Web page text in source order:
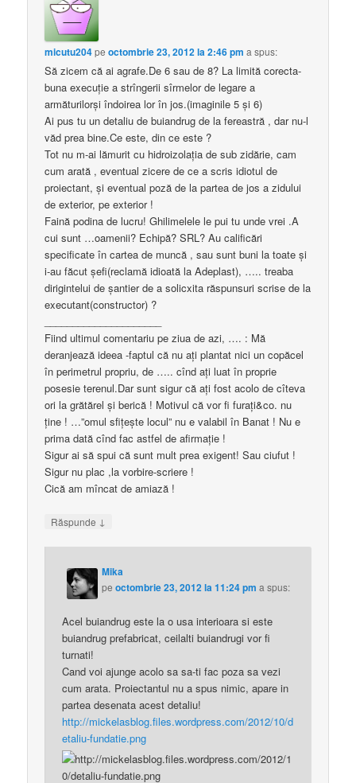
micutu204peoctombrie 23, 2012 la 2:46 pm a spus:
Să zicem că ai agrafe.De 6 sau de 8? La limită corecta-
buna execuţie a strîngerii sîrmelor de legare a
armăturilorşi îndoirea lor în jos.(imaginile 5 şi 6)
Ai pus tu un detaliu de buiandrug de la fereastră , dar nu-l
văd prea bine.Ce este, din ce este ?
Tot nu m-ai lămurit cu hidroizolaţia de sub zidărie, cam
cum arată , eventual zicere de ce a scris idiotul de
proiectant, şi eventual poză de la partea de jos a zidului
de exterior, pe exterior !
Faină podina de lucru! Ghilimelele le pui tu unde vrei .A
cui sunt …oamenii? Echipă? SRL? Au calificări
specificate în cartea de muncă , sau sunt buni la toate şi
i-au făcut şefi(reclamă idioată la Adeplast), ….. treaba
dirigintelui de şantier de a solicxita răspunsuri scrise de la
executant(constructor) ?
Fiind ultimul comentariu pe ziua de azi, …. : Mă
deranjează ideea -faptul că nu aţi plantat nici un copăcel
în perimetrul propriu, de ….. cînd aţi luat în proprie
posesie terenul.Dar sunt sigur că aţi fost acolo de cîteva
ori la grătărel şi berică ! Motivul că vor fi furaţi&co. nu
ţine ! …”omul sfiţeşte locul” nu e valabil în Banat ! Nu e
prima dată cînd fac astfel de afirmaţie !
Sigur ai să spui că sunt mult prea exigent! Sau ciufut !
Sigur nu plac ,la vorbire-scriere !
Cică am mîncat de amiază !
Răspunde ↓
Mika
peoctombrie 23, 2012 la 11:24 pm a spus:
Acel buiandrug este la o usa interioara si este
buiandrug prefabricat, ceilalti buiandrugi vor fi
turnati!
Cand voi ajunge acolo sa sa-ti fac poza sa vezi
cum arata. Proiectantul nu a spus nimic, apare in
partea desenata acest detaliu!
http://mickelasblog.files.wordpress.com/2012/10/d
etaliu-fundatie.png